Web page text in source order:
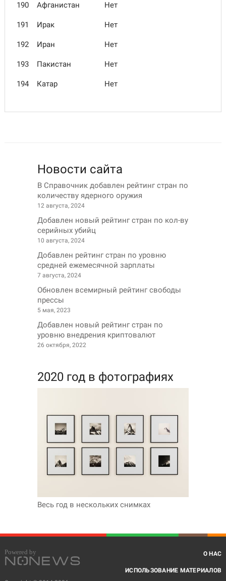
190 Афганистан Нет
191 Ирак Нет
192 Иран Нет
193 Пакистан Нет
194 Катар Нет
Новости сайта
В Справочник добавлен рейтинг стран по
количеству ядерного оружия
12 августа, 2024
Добавлен новый рейтинг стран по кол-ву
серийных убийц
10 августа, 2024
Добавлен рейтинг стран по уровню
средней ежемесячной зарплаты
7 августа, 2024
Обновлен всемирный рейтинг свободы
прессы
5 мая, 2023
Добавлен новый рейтинг стран по
уровню внедрения криптовалют
26 октября, 2022
2020 год в фотографиях
Весь год в нескольких снимках
О НАС
ИСПОЛЬЗОВАНИЕ МАТЕРИАЛОВ